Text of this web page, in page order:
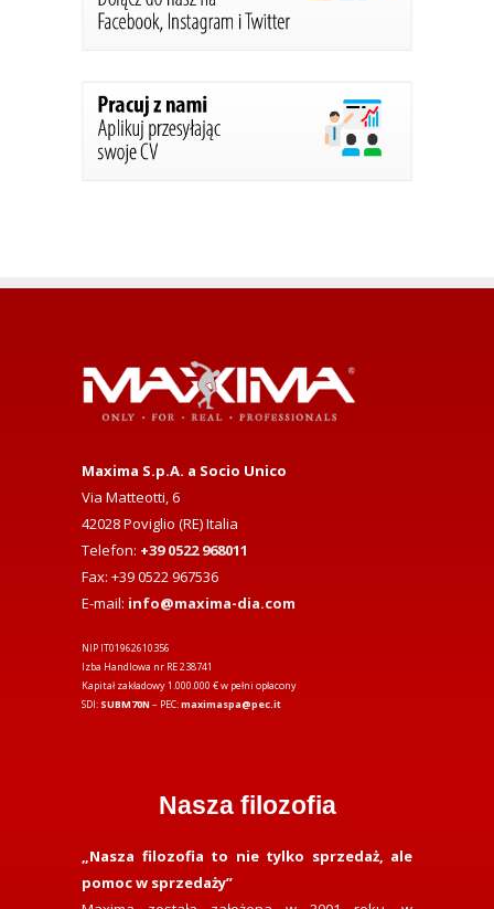
Maxima S.p.A. a Socio Unico
Via Matteotti, 6
42028 Poviglio (RE) Italia
Telefon: +39 0522 968011
Fax: +39 0522 967536
E-mail: info@maxima-dia.com
NIP IT01962610356
Izba Handlowa nr RE 238741
Kapitał zakładowy 1.000.000 € w pełni opłacony
SDI: SUBM70N – PEC:maximaspa@pec.it
Nasza filozofia
„Nasza filozofia to nie tylko sprzedaż, ale
pomoc w sprzedaży”